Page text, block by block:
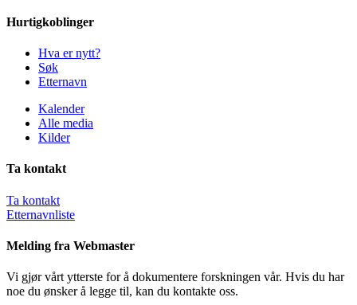
Hurtigkoblinger
Hva er nytt?
Søk
Etternavn
Kalender
Alle media
Kilder
Ta kontakt
Ta kontakt
Etternavnliste
Melding fra Webmaster
Vi gjør vårt ytterste for å dokumentere forskningen vår. Hvis du har
noe du ønsker å legge til, kan du kontakte oss.